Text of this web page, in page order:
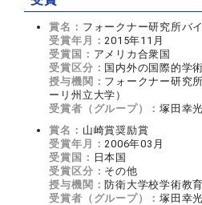
賞名： フォークナー研究所バ
受賞年月： 2015年11月
受賞国： アメリカ合衆国
受賞区分： 国内外の国際的学
授与機関： フォークナー研究
ーリ州立大学）
受賞者（グループ）：塚田幸光
賞名： 山崎賞奨励賞
受賞年月： 2006年03月
受賞国： 日本国
受賞区分： その他
授与機関： 防衛大学校学術教
受賞者（グループ）：塚田幸光